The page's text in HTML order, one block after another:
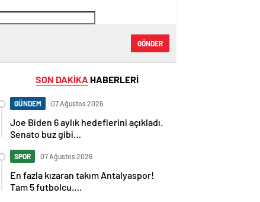
GÖNDER
SON DAKİKA HABERLERİ
GÜNDEM 07 Ağustos 2026
Joe Biden 6 aylık hedeflerini açıkladı.
Senato buz gibi…
SPOR 07 Ağustos 2026
En fazla kızaran takım Antalyaspor!
Tam 5 futbolcu….